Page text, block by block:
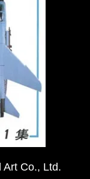
Art Co., Ltd.